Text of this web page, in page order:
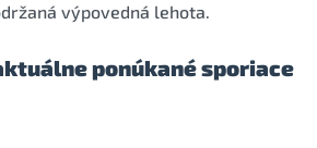
výpovedná lehota.
ponúkané sporiace